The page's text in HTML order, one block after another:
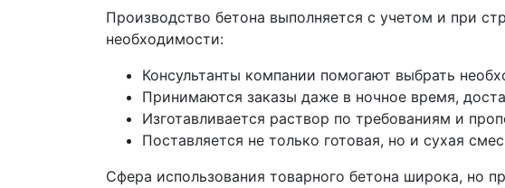
Производство бетона выполняется с учетом и при
необходимости:
Консультанты компании помогают выбрать
Принимаются заказы даже в ночное время,
Изготавливается раствор по требованиям и
Поставляется не только готовая, но и сухая
Сфера использования товарного бетона широка, но